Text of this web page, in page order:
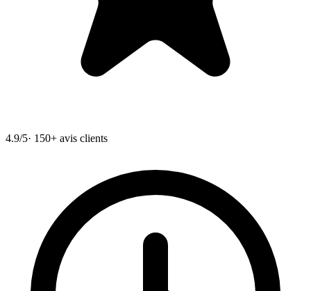
4.9/5· 150+ avis clients